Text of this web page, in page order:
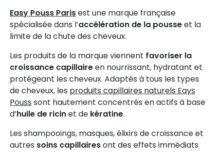
Easy Pouss Parisest une marque française
spécialisée dans l’accélération de la pousseet la
limite de la chute des cheveux.
Les produits de la marque viennent favoriser la
croissance capillaireen nourrissant, hydratant et
protégeant les cheveux. Adaptés à tous les types
de cheveux, les produits capillaires naturels Eays
Pouss sont hautement concentrés en actifs à base
d’huile de ricinet de kératine.
Les shampooings, masques, élixirs de croissance et
autres soins capillairesont des effets immédiats